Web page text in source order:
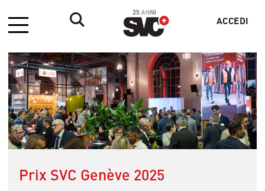
Menu
utente
ACCEDI
Prix SVC Genève 2025